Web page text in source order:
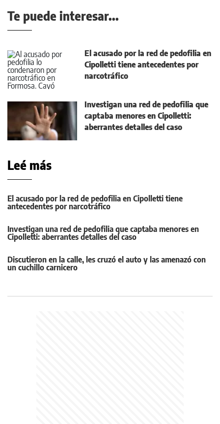
Te puede interesar...
El acusado por la red de pedofilia en
Cipolletti tiene antecedentes por
narcotráfico
Investigan una red de pedofilia que
captaba menores en Cipolletti:
aberrantes detalles del caso
Leé más
El acusado por la red de pedofilia en Cipolletti tiene
antecedentes por narcotráfico
Investigan una red de pedofilia que captaba menores en
Cipolletti: aberrantes detalles del caso
Discutieron en la calle, les cruzó el auto y las amenazó con
un cuchillo carnicero